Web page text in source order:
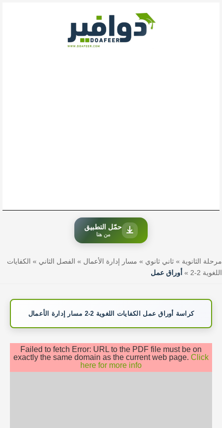
حمّل التطبيق
من هنا
مرحلة الثانوية » ثاني ثانوي » مسار إدارة الأعمال » الفصل الثاني » الكفايات
اللغوية 2-2
» أوراق عمل
كراسة أوراق عمل الكفايات اللغوية 2-2 مسار إدارة الأعمال
Failed to fetch Error: URL to the PDF file must be on
exactly the same domain as the current web page. Click
here for more info